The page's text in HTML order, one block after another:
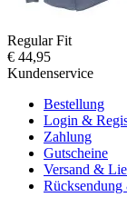
Regular Fit
€ 44,95
Kundenservice
Bestellung
Login &
Zahlung
Gutscheine
Versand &